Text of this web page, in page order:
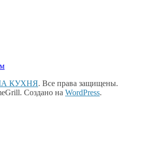
КУХНЯ. Все права защищены.
Создано на WordPress.